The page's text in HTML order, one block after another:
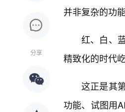
分享
并非复杂的功
红、白、
精致化的时代
这正是其
功能、试图用